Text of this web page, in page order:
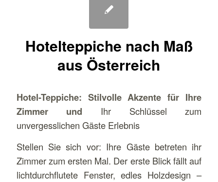
Hotelteppiche nach Maß
aus Österreich
Hotel-Teppiche: Stilvolle Akzente für Ihre
Zimmer und Ihr Schlüssel zum
unvergesslichen Gäste Erlebnis
Stellen Sie sich vor: Ihre Gäste betreten ihr
Zimmer zum ersten Mal. Der erste Blick fällt auf
lichtdurchflutete Fenster, edles Holzdesign –